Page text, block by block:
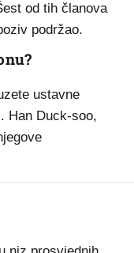
od tih članova
podržao.
ustavne
Han Duck-soo,